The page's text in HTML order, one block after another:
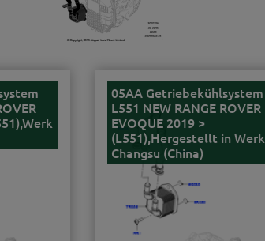
05AA Getriebekühlsystem
L551 NEW RANGE ROVER
EVOQUE 2019 >
(L551),Hergestellt in Werk
Changsu (China)